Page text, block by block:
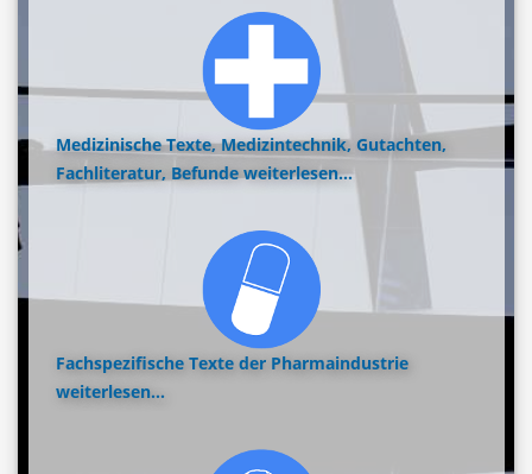
Medizinische Texte, Medizintechnik, Gutachten,
Fachliteratur, Befunde weiterlesen...
Fachspezifische Texte der Pharmaindustrie
weiterlesen...